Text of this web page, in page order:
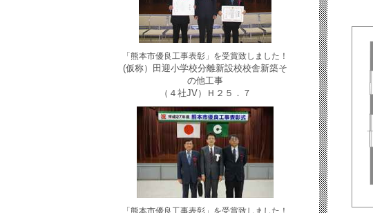
「熊本市優良工事表彰」を受賞致しました！
(仮称）田迎小学校分離新設校校舎新築そ
の他工事
（４ 社JV）Ｈ２５．７
「熊本市優良工事表彰」を受賞致しました！